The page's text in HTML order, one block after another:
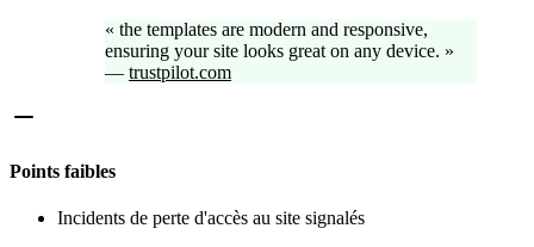
« the templates are modern and responsive,
ensuring your site looks great on any device. »
— trustpilot.com
Points faibles
Incidents de perte d'accès au site signalés